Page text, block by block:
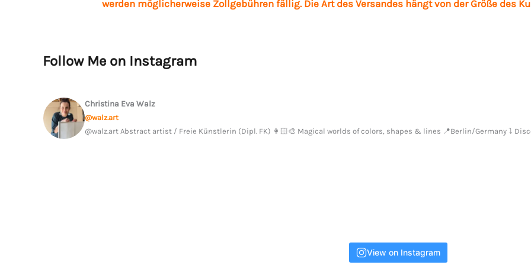
werden möglicherweise Zollgebühren fällig. Die Art des Versandes hängt von der Größe des
Follow Me on Instagram
Christina Eva Walz
@walz.art
@walz.art Abstract artist / Freie Künstlerin (Dipl. FK) 👩🏻‍🎨 Magical worlds of colors, shapes & lines 📍Berlin/Germany ⤵️
View on Instagram